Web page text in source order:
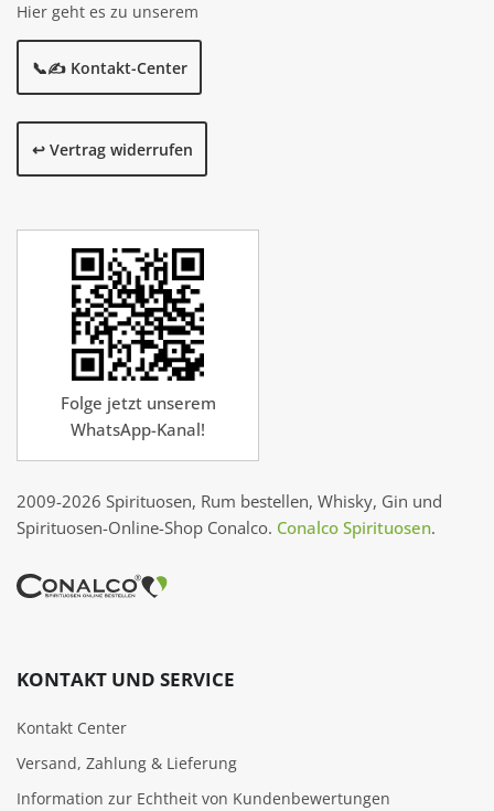
Hier geht es zu unserem
📞✍️ Kontakt-Center
↩️ Vertrag widerrufen
Folge jetzt unserem
WhatsApp-Kanal!
2009-2026 Spirituosen, Rum bestellen, Whisky, Gin und
Spirituosen-Online-Shop Conalco. Conalco Spirituosen.
KONTAKT UND SERVICE
Kontakt Center
Versand, Zahlung & Lieferung
Information zur Echtheit von Kundenbewertungen